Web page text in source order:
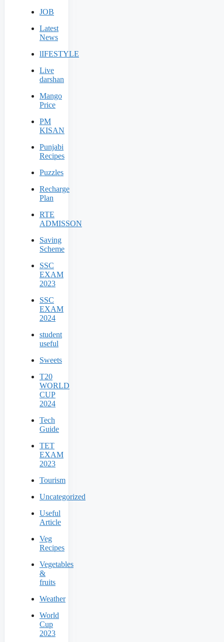
JOB
Latest
News
lIFESTYLE
Live
darshan
Mango
Price
PM
KISAN
Punjabi
Recipes
Puzzles
Recharge
Plan
RTE
ADMISSON
Saving
Scheme
SSC
EXAM
2023
SSC
EXAM
2024
student
useful
Sweets
T20
WORLD
CUP
2024
Tech
Guide
TET
EXAM
2023
Tourism
Uncategorized
Useful
Article
Veg
Recipes
Vegetables
&
fruits
Weather
World
Cup
2023